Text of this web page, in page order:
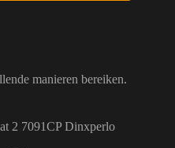
manieren bereiken.
2 7091CP Dinxperlo